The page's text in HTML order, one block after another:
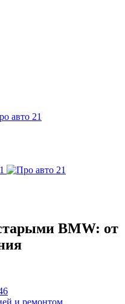
BMW: от
и ремонтом